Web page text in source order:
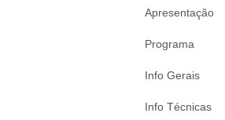
Apresentação
Programa
Info Gerais
Info Técnicas